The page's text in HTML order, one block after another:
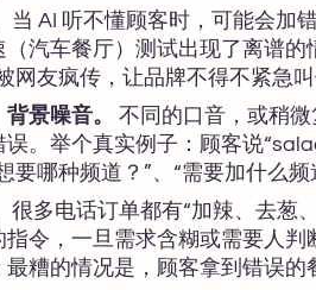
当 AI 听不懂顾客时，可能会加
汽车餐厅）测试出现了离谱
网友疯传，让品牌不得不紧急
景噪音。
不同的口音，或稍
。举个真实例子：顾客说
要哪种频道？”、“需要加什
很多电话订单都有“加辣、去葱
指令，一旦需求含糊或需要人
糟的情况是，顾客拿到错误